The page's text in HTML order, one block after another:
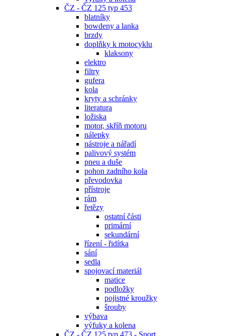
ČZ - ČZ 125 typ 453
blatníky
bowdeny a lanka
brzdy
doplňky k motocyklu
klaksony
elektro
filtry
gufera
kola
kryty a schránky
literatura
ložiska
motor, skříň motoru
nálepky
nástroje a nářadí
palivový systém
pneu a duše
pohon zadního kola
převodovka
přístroje
rám
řetězy
ostatní části
primární
sekundární
řízení - řidítka
sání
sedla
spojovací materiál
matice
podložky
pojistné kroužky
šrouby
výbava
výfuky a kolena
ČZ - ČZ 125 typ 473 - Sport